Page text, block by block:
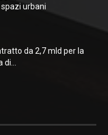
urbani
da 2,7 mld per la